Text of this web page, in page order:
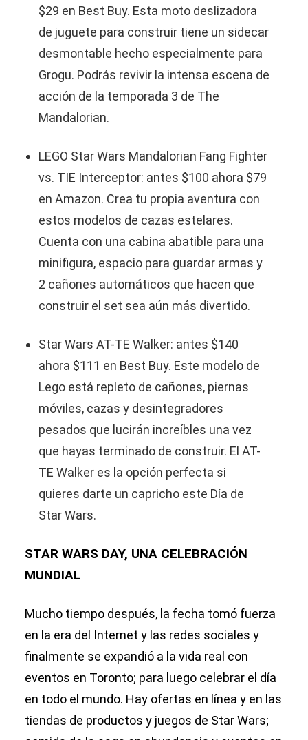
$29 en Best Buy. Esta moto deslizadora
de juguete para construir tiene un sidecar
desmontable hecho especialmente para
Grogu. Podrás revivir la intensa escena de
acción de la temporada 3 de The
Mandalorian.
LEGO Star Wars Mandalorian Fang Fighter
vs. TIE Interceptor: antes $100 ahora $79
en Amazon. Crea tu propia aventura con
estos modelos de cazas estelares.
Cuenta con una cabina abatible para una
minifigura, espacio para guardar armas y
2 cañones automáticos que hacen que
construir el set sea aún más divertido.
Star Wars AT-TE Walker: antes $140
ahora $111 en Best Buy. Este modelo de
Lego está repleto de cañones, piernas
móviles, cazas y desintegradores
pesados que lucirán increíbles una vez
que hayas terminado de construir. El AT-
TE Walker es la opción perfecta si
quieres darte un capricho este Día de
Star Wars.
STAR WARS DAY, UNA CELEBRACIÓN
MUNDIAL
Mucho tiempo después, la fecha tomó fuerza
en la era del Internet y las redes sociales y
finalmente se expandió a la vida real con
eventos en Toronto; para luego celebrar el día
en todo el mundo. Hay ofertas en línea y en las
tiendas de productos y juegos de Star Wars;